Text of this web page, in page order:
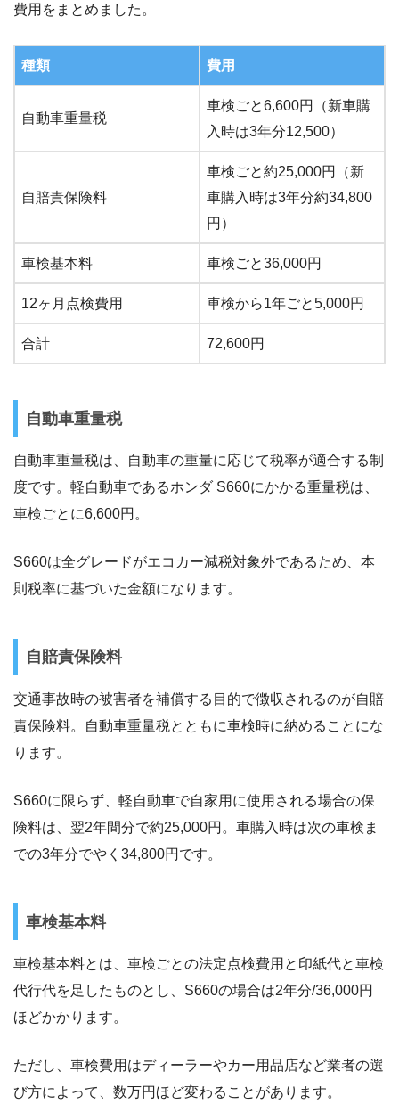
費用をまとめました。
種類 費用
自動車重量税
車検ごと6,600円（新車購
入時は3年分12,500）
自賠責保険料
車検ごと約25,000円（新
車購入時は3年分約34,800
円）
車検基本料 車検ごと36,000円
12ヶ月点検費用 車検から1年ごと5,000円
合計 72,600円
自動車重量税
自動車重量税は、自動車の重量に応じて税率が適合する制
度です。軽自動車であるホンダ S660にかかる重量税は、
車検ごとに6,600円。
S660は全グレードがエコカー減税対象外であるため、本
則税率に基づいた金額になります。
自賠責保険料
交通事故時の被害者を補償する目的で徴収されるのが自賠
責保険料。自動車重量税とともに車検時に納めることにな
ります。
S660に限らず、軽自動車で自家用に使用される場合の保
険料は、翌2年間分で約25,000円。車購入時は次の車検ま
での3年分でやく34,800円です。
車検基本料
車検基本料とは、車検ごとの法定点検費用と印紙代と車検
代行代を足したものとし、S660の場合は2年分/36,000円
ほどかかります。
ただし、車検費用はディーラーやカー用品店など業者の選
び方によって、数万円ほど変わることがあります。